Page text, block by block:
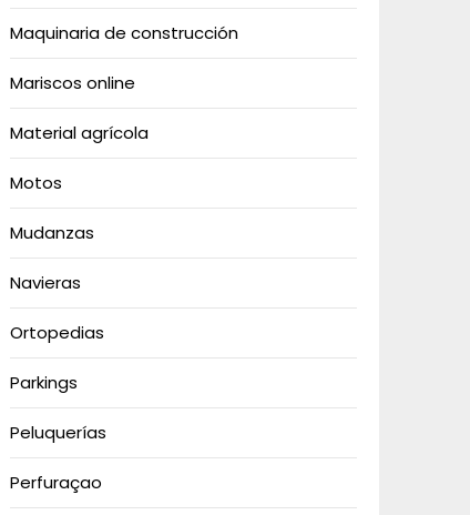
Maquinaria de construcción
Mariscos online
Material agrícola
Motos
Mudanzas
Navieras
Ortopedias
Parkings
Peluquerías
Perfuraçao